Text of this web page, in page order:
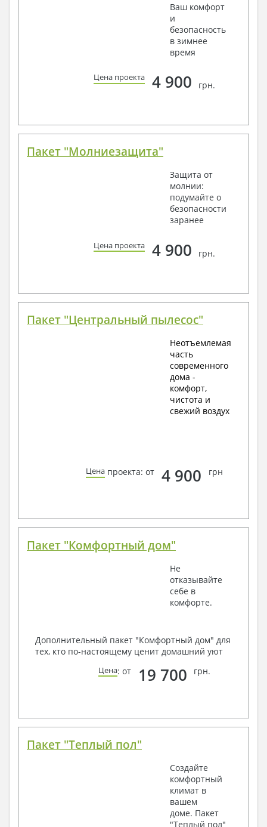
Ваш комфорт
и
безопасность
в зимнее
время
Цена проекта 4 900 грн.
Пакет "Молниезащита"
Защита от
молнии:
подумайте о
безопасности
заранее
Цена проекта 4 900 грн.
Пакет "Центральный пылесос"
Неотъемлемая
часть
современного
дома -
комфорт,
чистота и
свежий воздух
Цена проекта: от 4 900 грн
Пакет "Комфортный дом"
Не
отказывайте
себе в
комфорте.
Дополнительный пакет "Комфортный дом" для
тех, кто по-настоящему ценит домашний уют
Цена: от 19 700 грн.
Пакет "Теплый пол"
Создайте
комфортный
климат в
вашем
доме. Пакет
"Теплый пол"